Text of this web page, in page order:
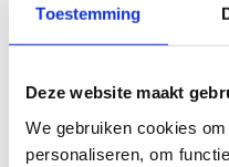
Toestemming
Deze website maakt
We gebruiken cookies
personaliseren, om
Dorst of
Bij ons is jouw